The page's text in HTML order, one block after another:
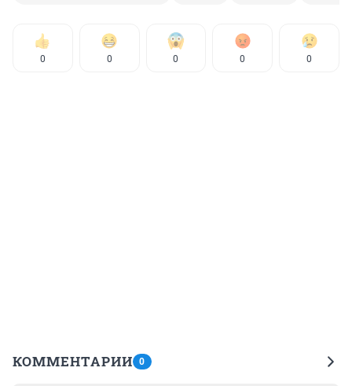
0 0 0 0 0
КОММЕНТАРИИ 0